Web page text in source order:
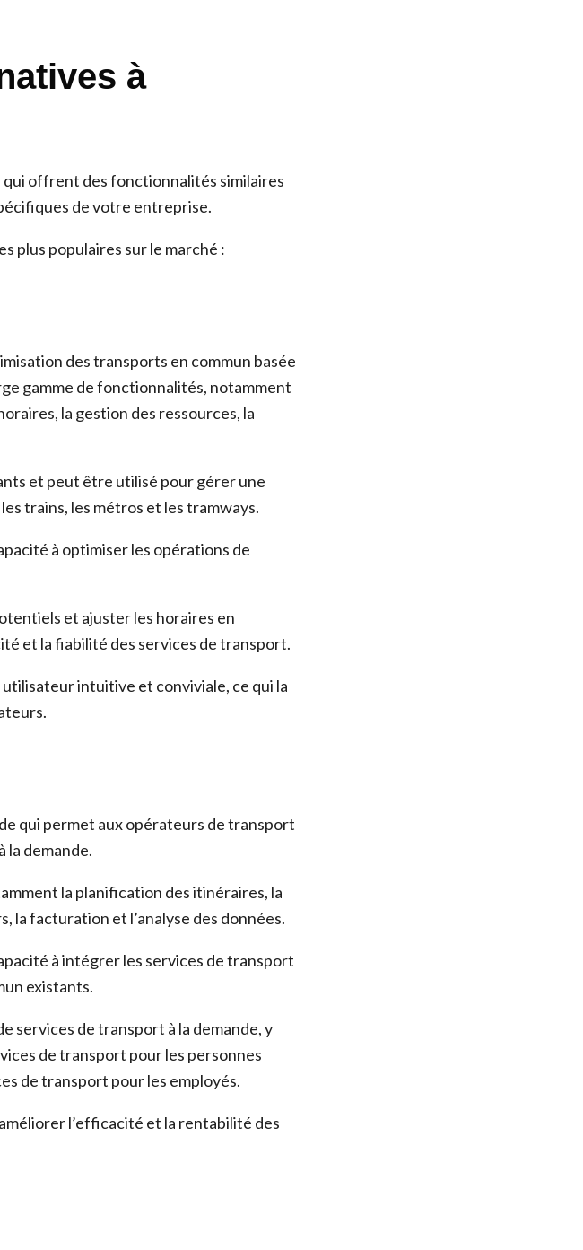
à
qui offrent des fonctionnalités similaires
de votre entreprise.
plus populaires sur le marché :
des transports en commun basée
gamme de fonctionnalités, notamment
la gestion des ressources, la
et peut être utilisé pour gérer une
trains, les métros et les tramways.
à optimiser les opérations de
et ajuster les horaires en
et la fiabilité des services de transport.
intuitive et conviviale, ce qui la
qui permet aux opérateurs de transport
la demande.
la planification des itinéraires, la
la facturation et l’analyse des données.
à intégrer les services de transport
existants.
services de transport à la demande, y
de transport pour les personnes
de transport pour les employés.
l’efficacité et la rentabilité des